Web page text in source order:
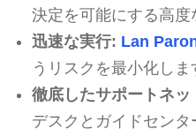
決定を可能にする高度
迅速な実行: Lan
うリスクを最小化しま
徹底したサポートネッ
デスクとガイドセンタ